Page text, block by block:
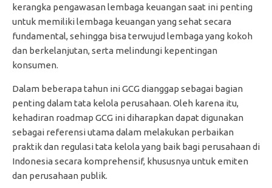
kerangka pengawasan lembaga keuangan saat ini penting
untuk memiliki lembaga keuangan yang sehat secara
fundamental, sehingga bisa terwujud lembaga yang kokoh
dan berkelanjutan, serta melindungi kepentingan
konsumen.
Dalam beberapa tahun ini GCG dianggap sebagai bagian
penting dalam tata kelola perusahaan. Oleh karena itu,
kehadiran roadmap GCG ini diharapkan dapat digunakan
sebagai referensi utama dalam melakukan perbaikan
praktik dan regulasi tata kelola yang baik bagi perusahaan di
Indonesia secara komprehensif, khususnya untuk emiten
dan perusahaan publik.